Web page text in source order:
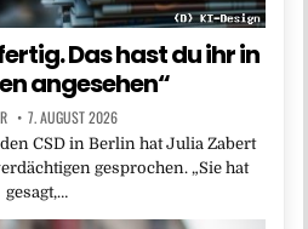
Das hast du ihr in
angesehen“
7. AUGUST 2026
CSD in Berlin hat Julia Zabert
gesprochen. „Sie hat
gesagt,…